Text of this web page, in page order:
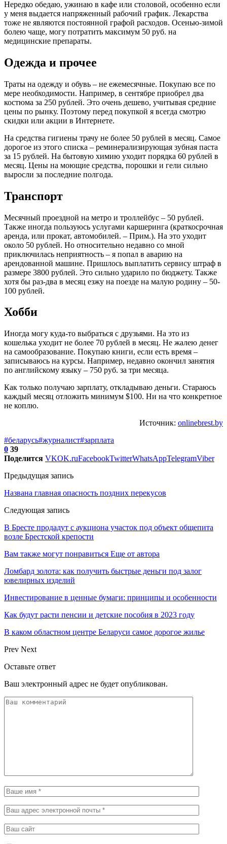
Нередко обедаю, ужинаю в кафе или столовой, особенно если
у меня выдается напряженный рабочий график. Лекарства
тоже не являются постоянной графой расходов. Осенью-зимой
болею чаще, могу потратить максимум 50 руб. на
медицинские препараты.
Одежда и прочее
Траты на одежду и обувь – не ежемесячные. Покупаю все по
мере необходимости. Например, в сентябре приобрел два
костюма за 250 рублей. Это очень дешево, учитывая средние
цены по рынку. Поэтому перед покупкой я всегда смотрю
скидки или акции в Интернете.
На средства гигиены трачу не более 50 рублей в месяц. Самое
дорогое из этого списка – реминерализирующая зубная паста
за 15 рублей. На бытовую химию уходит порядка 60 рублей в
месяц. Цены на моющие средства, порошки и гели сильно
выросли за последние полгода.
Транспорт
Месячный проездной на метро и троллейбус – 50 рублей.
Также иногда пользуюсь услугами каршеринга (краткосрочная
аренда, или прокат, автомобилей. – Прим.). На это уходит
около 50 рублей. Но относительно недавно со мной
приключилась неприятность – я попал в аварию на
арендованной машине. Пришлось выплатить сервису штраф в
размере 3800 рублей. Это сильно ударило по бюджету. Также
хотя бы раз-два в месяц езжу на поезде на малую родину – 50-
100 рублей.
Хобби
Иногда могу куда-то выбраться с друзьями. На это из
кошелька уходит не более 70 рублей в месяц. Не жалею денег
на самообразование. Покупаю книги, если есть время –
записываюсь на курсы. Например, недавно окончил занятия
по английскому языку – 750 руб. за три месяца.
Как только получаю зарплату, откладываю деньги. Стараюсь
каждый месяц отложить минимум $100. Ни на что конкретное
не коплю.
Источник: onlinebrest.by
#беларусь#журналист#зарплата
0 39
Поделится VKOK.ruFacebookTwitterWhatsAppTelegramViber
Предыдущая запись
Названа главная опасность поздних перекусов
Следующая запись
В Бресте продадут с аукциона участок под объект общепита
возле Брестской крепости
Вам также могут понравиться Еще от автора
Ломбард золота: как получить быстрые деньги под залог
ювелирных изделий
Инвестирование в ценные бумаги: принципы и особенности
Как будут расти пенсии и детские пособия в 2023 году
В каком областном центре Беларуси самое дорогое жилье
Prev Next
Оставьте ответ
Ваш электронный адрес не будет опубликован.